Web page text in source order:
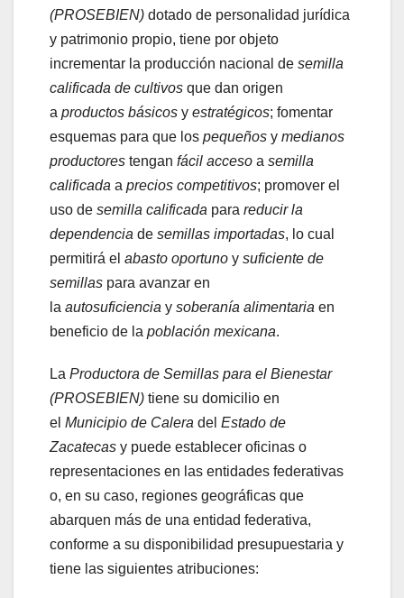
(PROSEBIEN) dotado de personalidad jurídica
y patrimonio propio, tiene por objeto
incrementar la producción nacional de semilla
calificada de cultivos que dan origen
a productos básicos y estratégicos; fomentar
esquemas para que los pequeños y medianos
productores tengan fácil acceso a semilla
calificada a precios competitivos; promover el
uso de semilla calificada para reducir la
dependencia de semillas importadas, lo cual
permitirá el abasto oportuno y suficiente de
semillas para avanzar en
la autosuficiencia y soberanía alimentaria en
beneficio de la población mexicana.
La Productora de Semillas para el Bienestar
(PROSEBIEN) tiene su domicilio en
el Municipio de Calera del Estado de
Zacatecas y puede establecer oficinas o
representaciones en las entidades federativas
o, en su caso, regiones geográficas que
abarquen más de una entidad federativa,
conforme a su disponibilidad presupuestaria y
tiene las siguientes atribuciones: